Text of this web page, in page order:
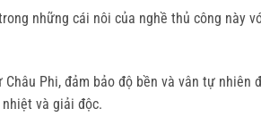
những cái nôi của nghề thủ công này
Phi, đảm bảo độ bền và vân tự
và giải độc.